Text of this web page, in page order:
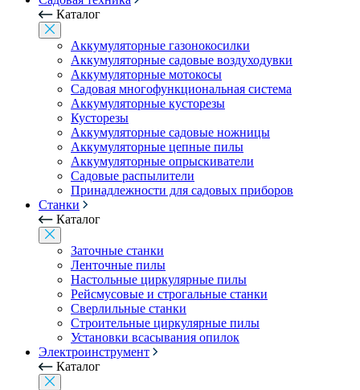
Каталог
Аккумуляторные газонокосилки
Аккумуляторные садовые воздуходувки
Аккумуляторные мотокосы
Садовая многофункциональная система
Аккумуляторные кусторезы
Кусторезы
Аккумуляторные садовые ножницы
Аккумуляторные цепные пилы
Аккумуляторные опрыскиватели
Садовые распылители
Принадлежности для садовых приборов
Станки
Каталог
Заточные станки
Ленточные пилы
Настольные циркулярные пилы
Рейсмусовые и строгальные станки
Сверлильные станки
Строительные циркулярные пилы
Установки всасывания опилок
Электроинструмент
Каталог